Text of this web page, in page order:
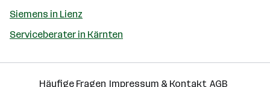
Siemens in Lienz
Serviceberater in Kärnten
Häufige Fragen Impressum & Kontakt AGB